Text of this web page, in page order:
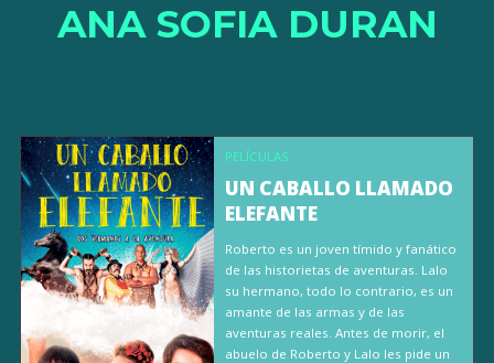
ANA SOFIA DURAN
PELÍCULAS
UN CABALLO LLAMADO
ELEFANTE
Roberto es un joven tímido y fanático
de las historietas de aventuras. Lalo
su hermano, todo lo contrario, es un
amante de las armas y de las
aventuras reales. Antes de morir, el
abuelo de Roberto y Lalo les pide un